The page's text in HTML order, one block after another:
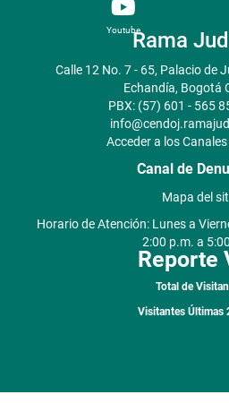
YoutubeRama
Calle 12 No. 7 - 65, Palacio de
Echandía, Bogotá
PBX: (57) 601 - 565
Acceder a los
Canal de
Mapa del
Horario de Atención: Lunes a
2:00 p.m. a
Reporte
Total de
Visitantes Últimas